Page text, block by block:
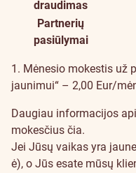
draudimas
Partnerių
pasiūlymai
1. Mėnesio mokestis už
jaunimui“ – 2,00 Eur/
Daugiau informacijos
mokesčius čia.
Jei Jūsų vaikas yra
ė), o Jūs esate mūsų